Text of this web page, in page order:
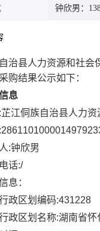
钟欣男：
治县人力资源和社会
购结果公示如下：
息
芷江侗族自治县人力
:钟欣男
话:/
息：
政区划编码:431228
政区划名称:湖南省怀